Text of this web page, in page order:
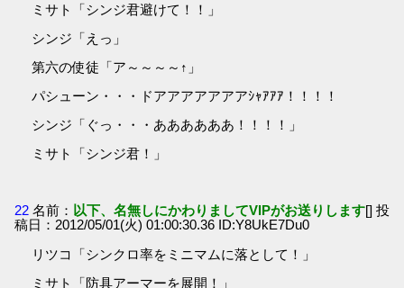
ミサト「シンジ君避けて！！」
シンジ「えっ」
第六の使徒「ア～～～～↑」
パシューン・・・ドアアアアアアアｼｬｱｱｱ！！！！
シンジ「ぐっ・・・ああああああ！！！！」
ミサト「シンジ君！」
22 名前： 以下、名無しにかわりましてVIPがお送りします[] 投
稿日：2012/05/01(火) 01:00:30.36 ID:Y8UkE7Du0
リツコ「シンクロ率をミニマムに落として！」
ミサト「防具アーマーを展開！」